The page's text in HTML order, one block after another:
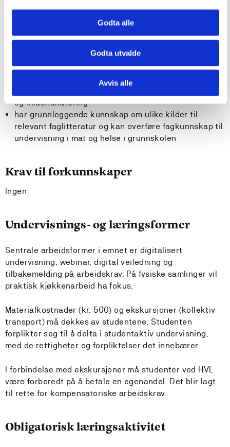
Godta alle
Godta utvalde
Avvis alle
har innsikt i relevante fagetiske problemstillinger
og kildehåndtering
har grunnleggende kunnskap om ulike kilder til
relevant faglitteratur og kan overføre fagkunnskap til
undervisning i mat og helse i grunnskolen
Krav til forkunnskaper
Ingen
Undervisnings- og læringsformer
Sentrale arbeidsformer i emnet er digitalisert
undervisning, webinar, digital veiledning og
tilbakemelding på arbeidskrav. På fysiske samlinger vil
praktisk kjøkkenarbeid ha fokus.
Materialkostnader (kr. 500) og ekskursjoner (kollektiv
transport) må dekkes av studentene. Studenten
forplikter seg til å delta i studentaktiv undervisning,
med de rettigheter og forpliktelser det innebærer.
I forbindelse med ekskursjoner må studenter ved HVL
være forberedt på å betale en egenandel. Det blir lagt
til rette for kompensatoriske arbeidskrav.
Obligatorisk læringsaktivitet